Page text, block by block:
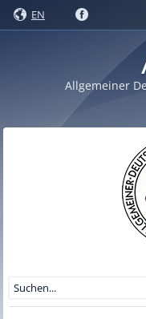
EN
Allgemeiner